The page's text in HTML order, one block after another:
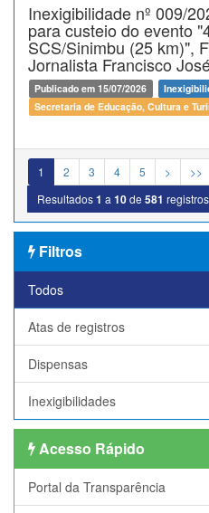
Inexigibilidade nº 009/
para custeio do evento
SCS/Sinimbu (25 km)",
Jornalista Francisco
Publicado em 15/07/2026
Secretaria de Educação, Cultura e
1 2 3 4 5 >
>>
Resultados1 a 10de 581 registros
Filtros
Todos
Atas de registros
Dispensas
Inexigibilidades
Acesso Rápido
Portal da Transparência